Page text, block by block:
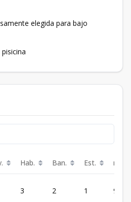
elegida para bajo
Hab. Ban. Est. m²
3 2 1 98